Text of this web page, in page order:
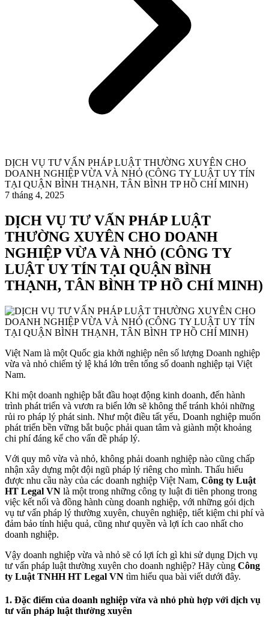
DỊCH VỤ TƯ VẤN PHÁP LUẬT THƯỜNG XUYÊN CHO
DOANH NGHIỆP VỪA VÀ NHỎ (CÔNG TY LUẬT UY TÍN
TẠI QUẬN BÌNH THẠNH, TÂN BÌNH TP HỒ CHÍ MINH)
7 tháng 4, 2025
DỊCH VỤ TƯ VẤN PHÁP LUẬT
THƯỜNG XUYÊN CHO DOANH
NGHIỆP VỪA VÀ NHỎ (CÔNG TY
LUẬT UY TÍN TẠI QUẬN BÌNH
THẠNH, TÂN BÌNH TP HỒ CHÍ MINH)
Việt Nam là một Quốc gia khởi nghiệp nên số lượng Doanh nghiệp
vừa và nhỏ chiếm tỷ lệ khá lớn trên tổng số doanh nghiệp tại Việt
Nam.
Khi một doanh nghiệp bắt đầu hoạt động kinh doanh, đến hành
trình phát triển và vươn ra biển lớn sẽ không thể tránh khỏi những
rủi ro pháp lý phát sinh. Như một điều tất yếu, Doanh nghiệp muốn
phát triển bền vững bắt buộc phải quan tâm và giành một khoảng
chi phí đáng kể cho vấn đề pháp lý.
Với quy mô vừa và nhỏ, không phải doanh nghiệp nào cũng chấp
nhận xây dựng một đội ngũ pháp lý riêng cho mình. Thấu hiểu
được nhu cầu này của các doanh nghiệp Việt Nam, Công ty Luật
HT Legal VN là một trong những công ty luật đi tiên phong trong
việc kết nối và đồng hành cùng doanh nghiệp, với những gói dịch
vụ tư vấn pháp lý thường xuyên, chuyên nghiệp, tiết kiệm chi phí và
đảm bảo tính hiệu quả, cũng như quyền và lợi ích cao nhất cho
doanh nghiệp.
Vậy doanh nghiệp vừa và nhỏ sẽ có lợi ích gì khi sử dụng Dịch vụ
tư vấn pháp luật thường xuyên cho doanh nghiệp? Hãy cùng Công
ty Luật TNHH HT Legal VN tìm hiểu qua bài viết dưới đây.
1. Đặc điểm của doanh nghiệp vừa và nhỏ phù hợp với dịch vụ
tư vấn pháp luật thường xuyên